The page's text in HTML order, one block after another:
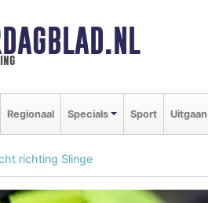
Regionaal Specials Sport Uitgaan
richting Slinge